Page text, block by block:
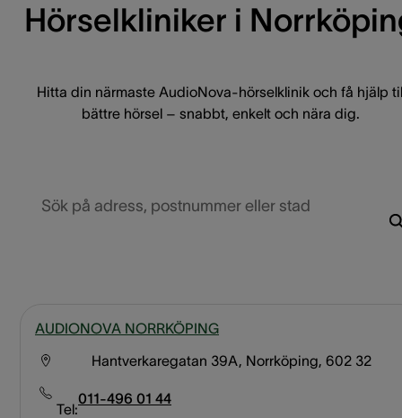
Hörselkliniker i
Hitta din närmaste AudioNova-hörselklinik och få hjälp
bättre hörsel – snabbt, enkelt och nära dig.
Sök på adress, postnummer eller stad
AUDIONOVA NORRKÖPING
Hantverkaregatan 39A, Norrköping, 602 32
Tel:
011-496 01 44